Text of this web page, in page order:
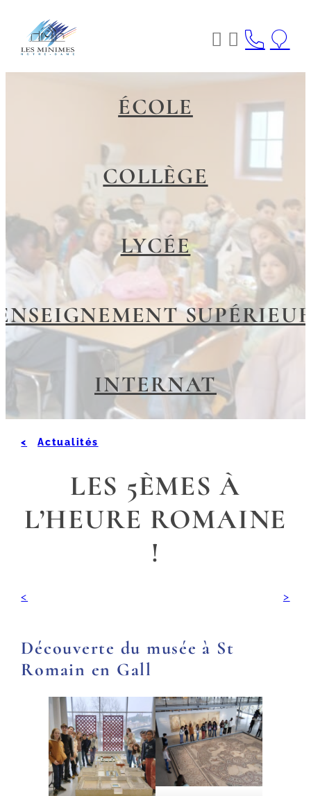
contenu
   
ÉCOLE
COLLÈGE
LYCÉE
INTERNAT
Actualités
LES 5ÈMES À
L’HEURE ROMAINE
!
Découverte du musée à St
Romain en Gall